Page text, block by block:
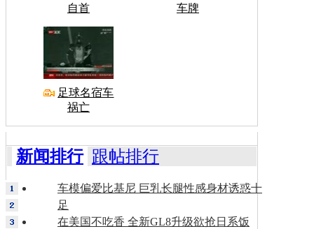
自首
车牌
足球名宿车
祸亡
新闻排行 跟帖排行
车模偏爱比基尼 巨乳长腿性感身材诱惑十
足
在美国不吃香 全新GL8升级欲抢日系饭